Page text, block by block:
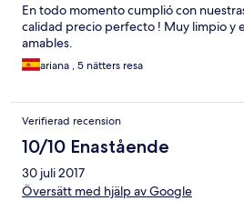
En todo momento cumplió con
calidad precio perfecto ! Muy limpio y
amables.
ariana , 5 nätters resa
Verifierad recension
10/10 Enastående
30 juli 2017
Översätt med hjälp av Google